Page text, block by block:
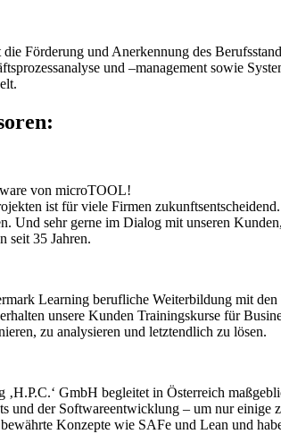
Förderung und Anerkennung des
und –management sowie
von microTOOL!
ist für viele Firmen
Und sehr gerne im Dialog mit unseren
seit 35 Jahren.
Learning berufliche Weiterbildung mit
unsere Kunden Trainingskurse für
zu analysieren und letztendlich zu lösen.
GmbH begleitet in Österreich
und der Softwareentwicklung – um nur
Konzepte wie SAFe und Lean und